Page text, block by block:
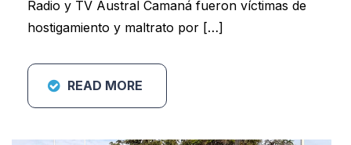
Radio y TV Austral Camaná fueron víctimas de
hostigamiento y maltrato por […]
READ MORE